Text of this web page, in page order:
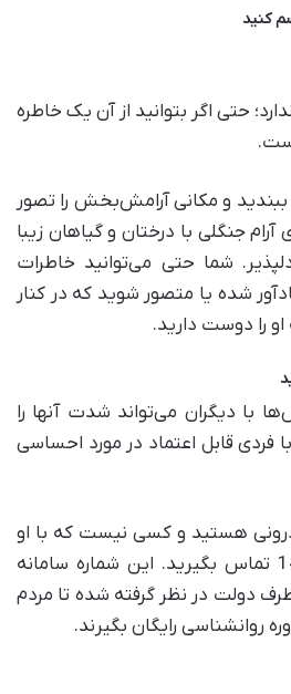
کنید
حتی اگر بتوانید از آن یک خاطره
و مکانی آرامش‌بخش را تصور
جنگلی با درختان و گیاهان زیبا
شما حتی می‌توانید خاطرات
شده یا متصور شوید که در کنار
را دوست دارید.
با دیگران می‌تواند شدت آنها را
قابل اعتماد در مورد احساسی
هستید و کسی نیست که با او
حرف بزنید با شماره 1480 تماس بگیرید. این شماره سامانه
دولت در نظر گرفته شده تا مردم
روانشناسی رایگان بگیرند.